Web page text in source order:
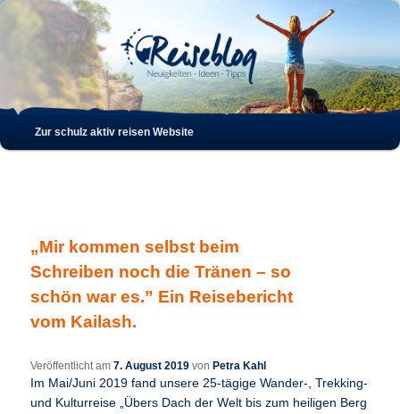
Hauptmenü
Zum
Zum
wechseln
Zur schulz aktiv reisen Website
„Mir kommen selbst beim
Schreiben noch die Tränen – so
schön war es.” Ein Reisebericht
vom Kailash.
Veröffentlicht am7. August 2019 vonPetra Kahl
Im Mai/Juni 2019 fand unsere 25-tägige Wander-, Trekking-
und Kulturreise „Übers Dach der Welt bis zum heiligen Berg